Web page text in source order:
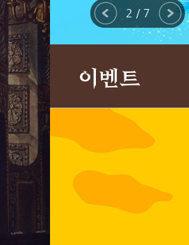
2 / 7
이벤트